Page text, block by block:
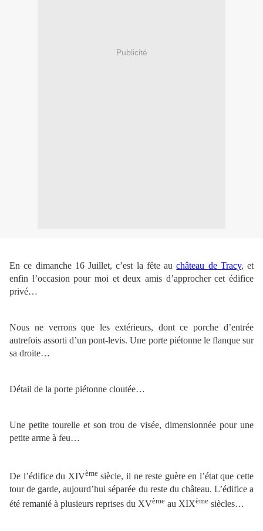
Publicité
En ce dimanche 16 Juillet, c’est la fête auchâteau de Tracy, et
enfin l’occasion pour moi et deux amis d’approcher cet édifice
privé…
Nous ne verrons que les extérieurs, dont ce porche d’entrée
autrefois assorti d’un pont-levis. Une porte piétonne le flanque sur
sa droite…
Détail de la porte piétonne cloutée…
Une petite tourelle et son trou de visée, dimensionnée pour une
petite arme à feu…
De l’édifice du XIVèmesiècle, il ne reste guère en l’état que cette
tour de garde, aujourd’hui séparée du reste du château. L’édifice a
été remanié à plusieurs reprises du XVème au XIXème siècles…